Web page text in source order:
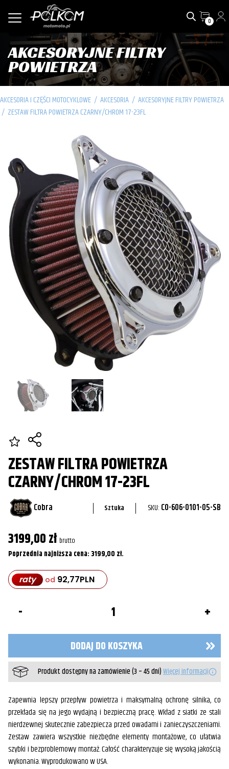
0
AKCESORYJNE FILTRY
POWIETRZA
AKCESORIA I CZĘŚCI MOTOCYKLOWE / AKCESORIA / AKCESORYJNE FILTRY POWIETRZA
/ ZESTAW FILTRA POWIETRZA CZARNY/CHROM 17-23FL
ZESTAW FILTRA POWIETRZA
CZARNY/CHROM 17-23FL
Cobra Sztuka SKU: CO-606-0101-05-SB
3199,00zł brutto
Poprzednia najniższa cena: 3199,00 zł.
raty od 92,77PLN
Czarny/Chrom
23FL
DODAJ DO KOSZYKA
Produkt dostępny na zamówienie (3 – 45 dni)Więcej informacji
Zapewnia lepszy przepływ powietrza i maksymalną ochronę silnika, co
przekłada się na jego wydajną i bezpieczną pracę. Wkład z siatki ze stali
nierdzewnej skutecznie zabezpiecza przed owadami i zanieczyszczeniami.
Zestaw zawiera wszystkie niezbędne elementy montażowe, co ułatwia
szybki i bezproblemowy montaż. Całość charakteryzuje się wysoką jakością
wykonania. Wyprodukowano w USA.